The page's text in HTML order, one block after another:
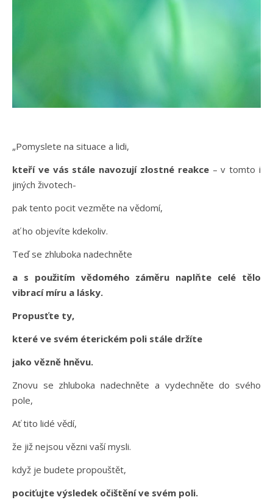
„Pomyslete na situace a lidi,
kteří ve vás stále navozují zlostné reakce– v tomto i
jiných životech-
pak tento pocit vezměte na vědomí,
ať ho objevíte kdekoliv.
Teď se zhluboka nadechněte
a s použitím vědomého záměru naplňte celé tělo
vibrací míru a lásky.
Propusťte ty,
které ve svém éterickém poli stále držíte
jako vězně hněvu.
Znovu se zhluboka nadechněte a vydechněte do svého
pole,
Ať tito lidé vědí,
že již nejsou vězni vaší mysli.
když je budete propouštět,
pociťujte výsledek očištění ve svém poli.